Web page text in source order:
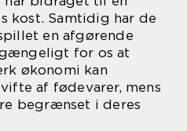
kost. Samtidig har de
en afgørende
for os at
økonomi kan
af fødevarer, mens
begrænset i deres